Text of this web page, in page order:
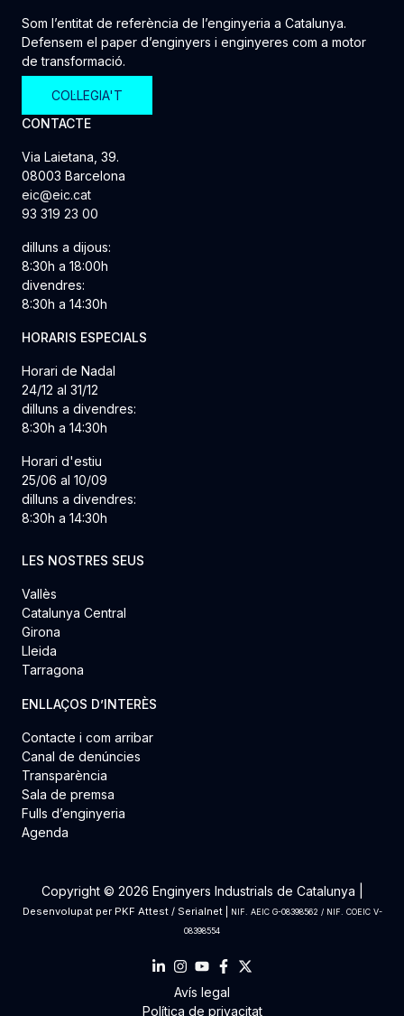
Som l’entitat de referència de l’enginyeria a Catalunya.
Defensem el paper d’enginyers i enginyeres com a motor
de transformació.
COL·LEGIA'T
CONTACTE
Via Laietana, 39.
08003 Barcelona
eic@eic.cat
93 319 23 00
dilluns a dijous:
8:30h a 18:00h
divendres:
8:30h a 14:30h
HORARIS ESPECIALS
Horari de Nadal
24/12 al 31/12
dilluns a divendres:
8:30h a 14:30h
Horari d'estiu
25/06 al 10/09
dilluns a divendres:
8:30h a 14:30h
LES NOSTRES SEUS
Vallès
Catalunya Central
Girona
Lleida
Tarragona
ENLLAÇOS D’INTERÈS
Contacte i com arribar
Canal de denúncies
Transparència
Sala de premsa
Fulls d’enginyeria
Agenda
Copyright © 2026 Enginyers Industrials de Catalunya |
Desenvolupat per PKF Attest/ Serialnet|
NIF. AEIC G-08398562 / NIF. COEIC V-
08398554
Avís legal
Política de privacitat